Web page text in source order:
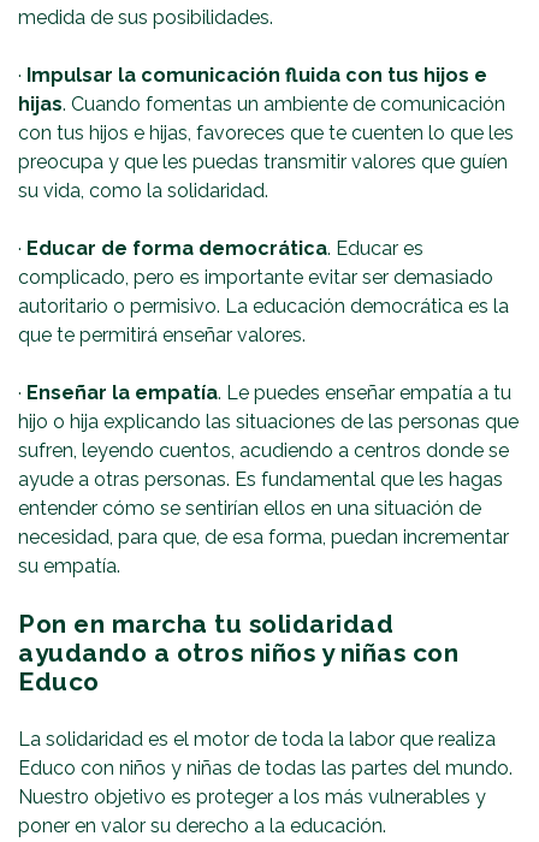
medida de sus posibilidades.
· Impulsar la comunicación fluida con tus hijos e
hijas. Cuando fomentas un ambiente de comunicación
con tus hijos e hijas, favoreces que te cuenten lo que les
preocupa y que les puedas transmitir valores que guíen
su vida, como la solidaridad.
· Educar de forma democrática. Educar es
complicado, pero es importante evitar ser demasiado
autoritario o permisivo. La educación democrática es la
que te permitirá enseñar valores.
· Enseñar la empatía. Le puedes enseñar empatía a tu
hijo o hija explicando las situaciones de las personas que
sufren, leyendo cuentos, acudiendo a centros donde se
ayude a otras personas. Es fundamental que les hagas
entender cómo se sentirían ellos en una situación de
necesidad, para que, de esa forma, puedan incrementar
su empatía.
Pon en marcha tu solidaridad
ayudando a otros niños y niñas con
Educo
La solidaridad es el motor de toda la labor que realiza
Educo con niños y niñas de todas las partes del mundo.
Nuestro objetivo es proteger a los más vulnerables y
poner en valor su derecho a la educación.